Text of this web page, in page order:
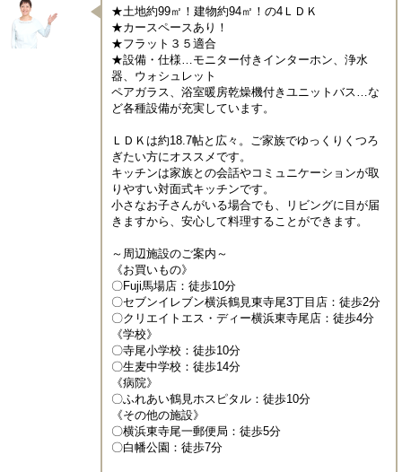
★土地約99㎡！建物約94㎡！の4ＬＤＫ
★カースペースあり！
★フラット３５適合
★設備・仕様…モニター付きインターホン、浄水
器、ウォシュレット
ペアガラス、浴室暖房乾燥機付きユニットバス…な
ど各種設備が充実しています。
ＬＤＫは約18.7帖と広々。ご家族でゆっくりくつろ
ぎたい方にオススメです。
キッチンは家族との会話やコミュニケーションが取
りやすい対面式キッチンです。
小さなお子さんがいる場合でも、リビングに目が届
きますから、安心して料理することができます。
～周辺施設のご案内～
《お買いもの》
〇Fuji馬場店：徒歩10分
〇セブンイレブン横浜鶴見東寺尾3丁目店：徒歩2分
〇クリエイトエス・ディー横浜東寺尾店：徒歩4分
《学校》
〇寺尾小学校：徒歩10分
〇生麦中学校：徒歩14分
《病院》
〇ふれあい鶴見ホスピタル：徒歩10分
《その他の施設》
〇横浜東寺尾一郵便局：徒歩5分
〇白幡公園：徒歩7分